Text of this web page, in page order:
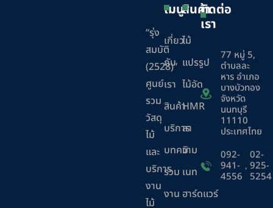
“รุ่ง
สมบัติ
(2528)”
ศูนย์
รวม
วัสดุ
ไม้
และ
บริการ
งาน
ไม้
เมนู
เกี่ยว
กับ
เรา
สินค้า
บริการ
บทความ
ร่วม
งาน
สินค้า
ไม้
แปรรูป
ไม้อัด
HMR
ลา
มิ
เนท
ฮาร์ดแวร์
ติดต่อ
เรา
77 หมู่ 5,
ตำบลละ
หาร อำเภอ
บางบัวทอง
จังหวัด
นนทบุรี
11110
ประเทศไทย
092-
941-
4556
,
02-
925-
5254